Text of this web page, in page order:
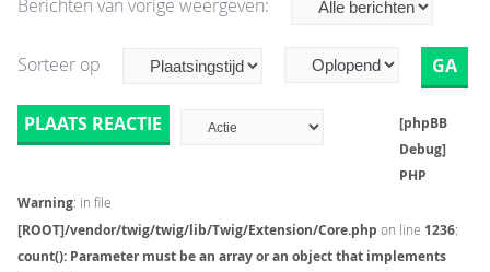
Berichten van vorige weergeven:
Sorteer op
PLAATS REACTIE
[phpBB
Debug]
PHP
Warning: in file
[ROOT]/vendor/twig/twig/lib/Twig/Extension/Core.php on line 1236:
count(): Parameter must be an array or an object that implements